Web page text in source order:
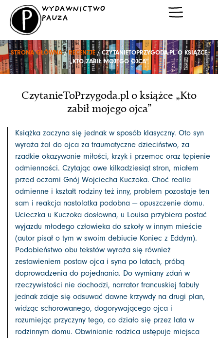
Przejdź
treści
WYDAWNICTWO
PAUZA
STRONA GŁÓWNA/RECENZJE / CZYTANIETOPRZYGODA.PL O KSIĄŻCE
„KTO ZABIŁ MOJEGO OJCA”
CzytanieToPrzygoda.pl o książce „Kto
zabił mojego ojca”
Książka zaczyna się jednak w sposób klasyczny. Oto syn
wyraża żal do ojca za traumatyczne dzieciństwo, za
rzadkie okazywanie miłości, krzyk i przemoc oraz tępienie
odmienności. Czytając owe kilkadziesiąt stron, miałem
przed oczami Gnój Wojciecha Kuczoka. Choć realia
odmienne i kształt rodziny też inny, problem pozostaje ten
sam i reakcja nastolatka podobna — opuszczenie domu.
Ucieczka u Kuczoka dosłowna, u Louisa przybiera postać
wyjazdu młodego człowieka do szkoły w innym mieście
(autor pisał o tym w swoim debiucie Koniec z Eddym).
Podobieństwo obu tekstów wyraża się również
zestawieniem postaw ojca i syna po latach, próbą
doprowadzenia do pojednania. Do wymiany zdań w
rzeczywistości nie dochodzi, narrator francuskiej fabuły
jednak zdaje się odsuwać dawne krzywdy na drugi plan,
widząc schorowanego, dogorywającego ojca i
rozumiejąc przyczyny tego, co działo się przez lata w
rodzinnym domu. Obwinianie rodzica ustępuje miejsca